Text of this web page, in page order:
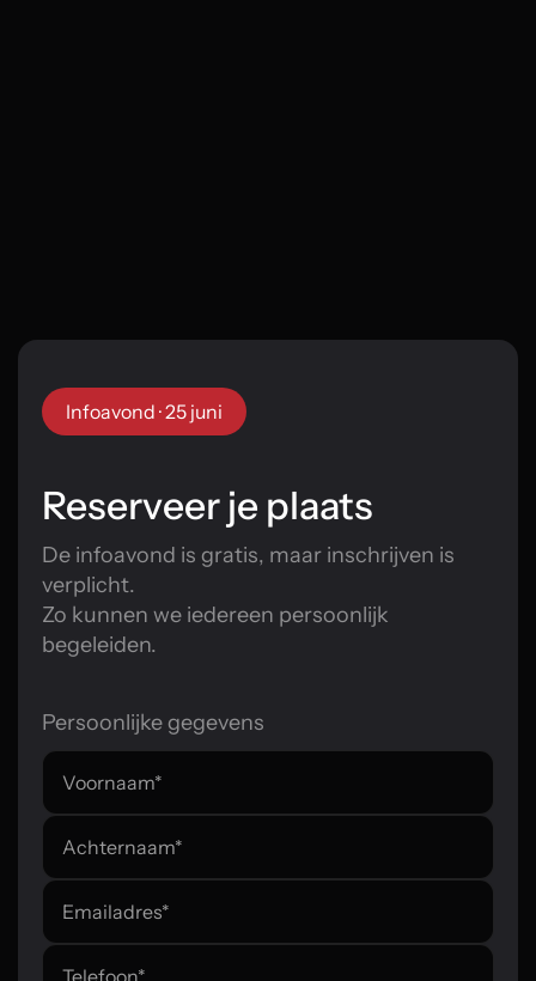
Infoavond · 25 juni
Reserveer je plaats
De infoavond is gratis, maar inschrijven is
verplicht.
Zo kunnen we iedereen persoonlijk
begeleiden.
Persoonlijke gegevens